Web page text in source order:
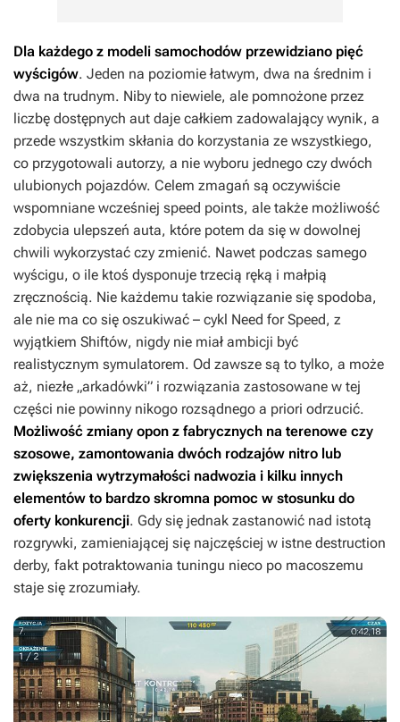
Dla każdego z modeli samochodów przewidziano pięć
wyścigów. Jeden na poziomie łatwym, dwa na średnim i
dwa na trudnym. Niby to niewiele, ale pomnożone przez
liczbę dostępnych aut daje całkiem zadowalający wynik, a
przede wszystkim skłania do korzystania ze wszystkiego,
co przygotowali autorzy, a nie wyboru jednego czy dwóch
ulubionych pojazdów. Celem zmagań są oczywiście
wspomniane wcześniej speed points, ale także możliwość
zdobycia ulepszeń auta, które potem da się w dowolnej
chwili wykorzystać czy zmienić. Nawet podczas samego
wyścigu, o ile ktoś dysponuje trzecią ręką i małpią
zręcznością. Nie każdemu takie rozwiązanie się spodoba,
ale nie ma co się oszukiwać – cykl Need for Speed, z
wyjątkiem Shiftów, nigdy nie miał ambicji być
realistycznym symulatorem. Od zawsze są to tylko, a może
aż, niezłe „arkadówki” i rozwiązania zastosowane w tej
części nie powinny nikogo rozsądnego a priori odrzucić.
Możliwość zmiany opon z fabrycznych na terenowe czy
szosowe, zamontowania dwóch rodzajów nitro lub
zwiększenia wytrzymałości nadwozia i kilku innych
elementów to bardzo skromna pomoc w stosunku do
oferty konkurencji. Gdy się jednak zastanowić nad istotą
rozgrywki, zamieniającej się najczęściej w istne destruction
derby, fakt potraktowania tuningu nieco po macoszemu
staje się zrozumiały.